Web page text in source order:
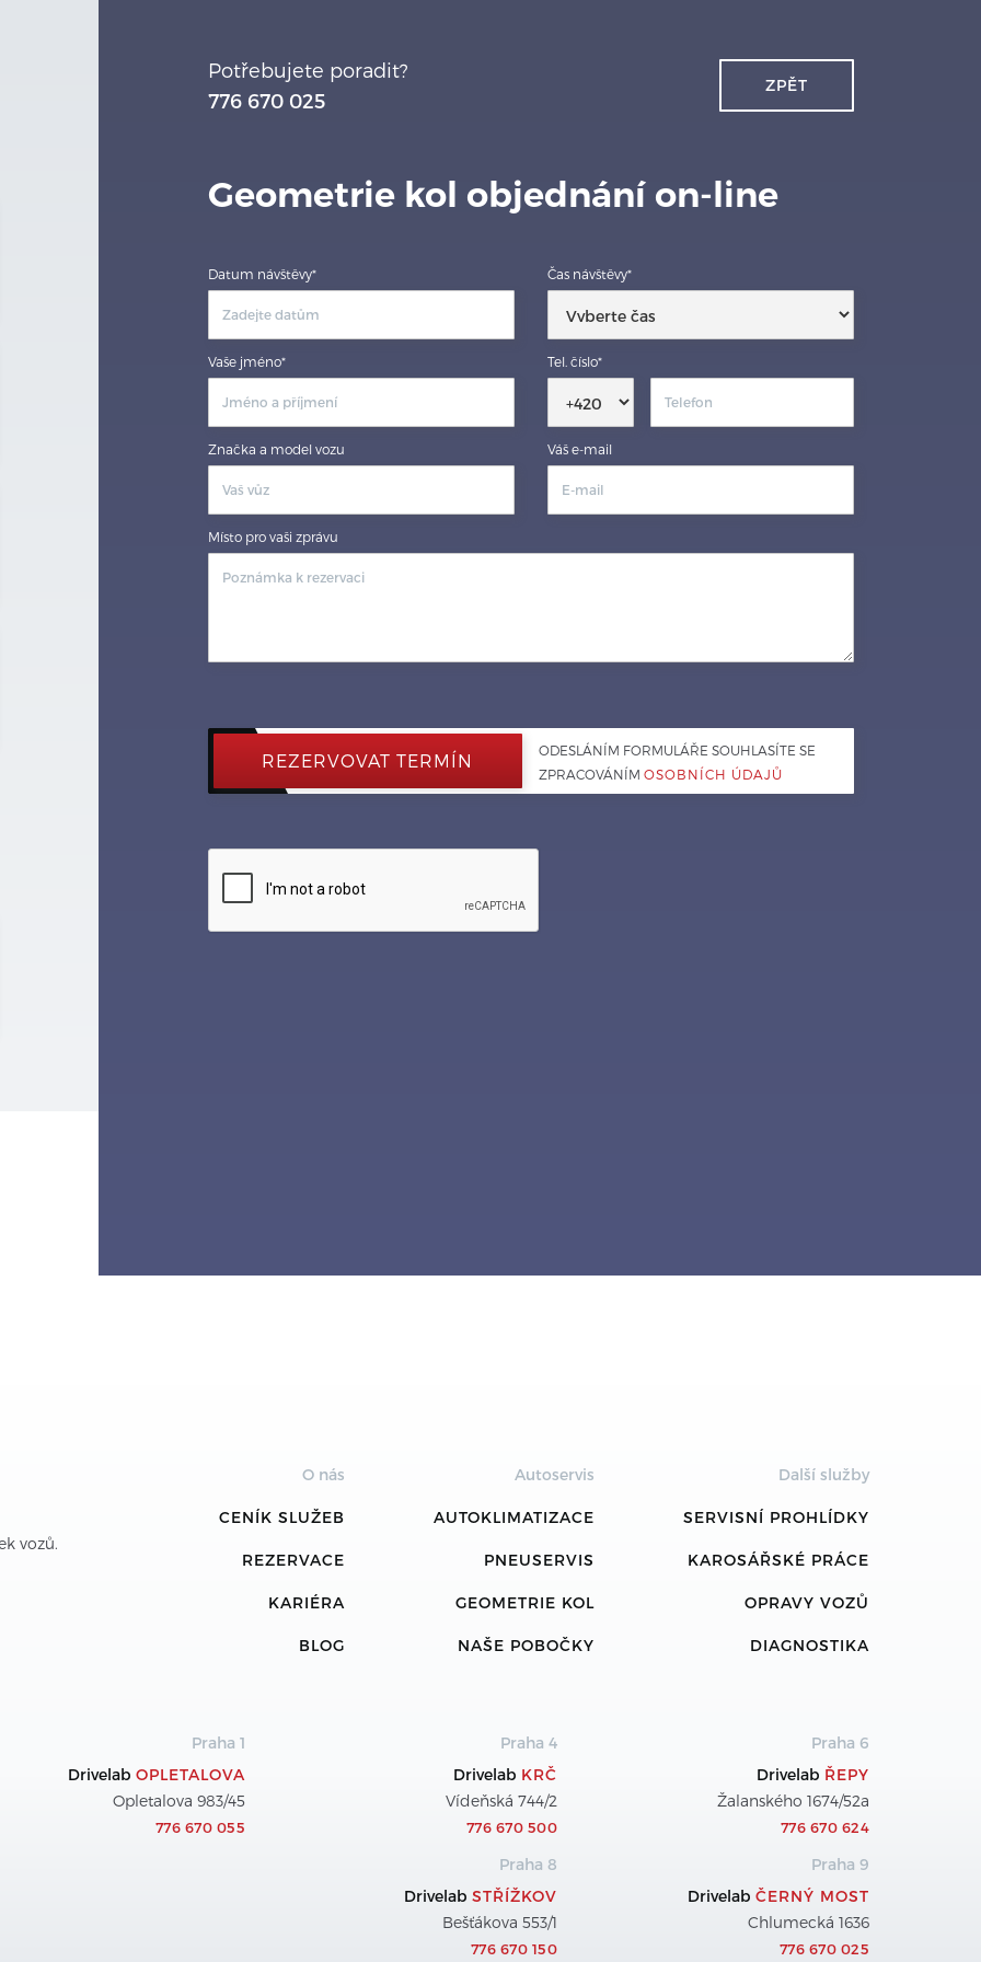
Potřebujete poradit?
776 670 025
ZPĚT
Geometrie kol objednání on-line
Datum návštěvy* Čas návštěvy*
Vaše jméno* Tel. číslo*
Značka a model vozu Váš e-mail
Místo pro vaši zprávu
ODESLÁNÍM FORMULÁŘE SOUHLASÍTE SE
ZPRACOVÁNÍM OSOBNÍCH ÚDAJŮ
vozů.
O nás
CENÍK SLUŽEB
REZERVACE
KARIÉRA
BLOG
Autoservis
AUTOKLIMATIZACE
PNEUSERVIS
GEOMETRIE KOL
NAŠE POBOČKY
Další služby
SERVISNÍ PROHLÍDKY
KAROSÁŘSKÉ PRÁCE
OPRAVY VOZŮ
DIAGNOSTIKA
Praha 1
Drivelab OPLETALOVA
Opletalova 983/45
776 670 055
Praha 4
Drivelab KRČ
Vídeňská 744/2
776 670 500
Praha 6
Drivelab ŘEPY
Žalanského 1674/52a
776 670 624
Praha 8
Drivelab STŘÍŽKOV
Bešťákova 553/1
776 670 150
Praha 9
Drivelab ČERNÝ MOST
Chlumecká 1636
776 670 025